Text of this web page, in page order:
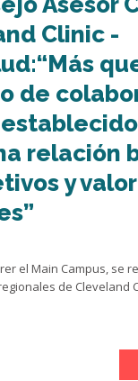
Clinic -
de
relación
y
el Main Campus, se
de Cleveland